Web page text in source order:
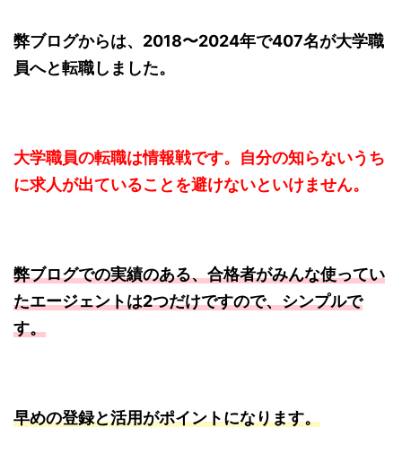
弊ブログからは、2018〜2024年で407名が大学職
員へと転職しました。
大学職員の転職は情報戦です。自分の知らないうち
に求人が出ていることを避けないといけません。
弊ブログでの実績のある、合格者がみんな使ってい
たエージェントは2つだけですので、シンプルで
す。
早めの登録と活用がポイントになります。